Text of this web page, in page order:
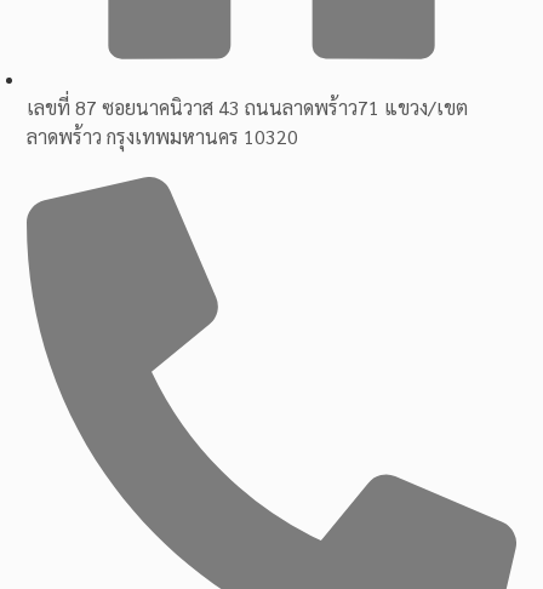
เลขที่ 87 ซอยนาคนิวาส 43 ถนนลาดพร้าว71 แขวง/เขต
ลาดพร้าว กรุงเทพมหานคร 10320